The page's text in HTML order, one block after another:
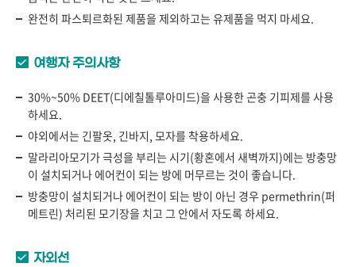
완전히 파스퇴르화된 제품을 제외하고는 유제품을 먹지 마세요.
여행자 주의사항
30%~50% DEET(디에칠톨루아미드)을 사용한 곤충 기피제를 사용
하세요.
야외에서는 긴팔옷, 긴바지, 모자를 착용하세요.
말라리아모기가 극성을 부리는 시기(황혼에서 새벽까지)에는 방충망
이 설치되거나 에어컨이 되는 방에 머무르는 것이 좋습니다.
방충망이 설치되거나 에어컨이 되는 방이 아닌 경우 permethrin(퍼
메트린) 처리된 모기장을 치고 그 안에서 자도록 하세요.
자외선